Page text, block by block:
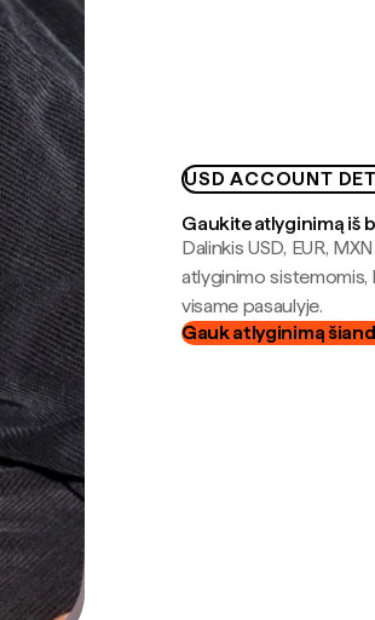
USD ACCOUNT
Gaukite atlyginimą iš
Dalinkis USD, EUR,
atlyginimo
visame pasaulyje.
Gauk atlyginimą